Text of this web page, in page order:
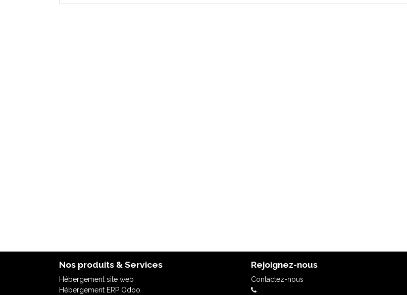
Nos produits & Services
Hébergement site web
Hébergement ERP Odoo
Rejoignez-nous
Contactez-nous